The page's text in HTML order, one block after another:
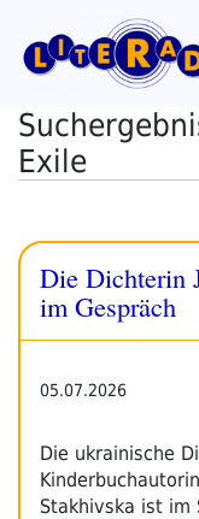
Inhalt
springen
Exile
Die Dichterin
im Gespräch
05.07.2026
Die ukrainische
Stakhivska ist im